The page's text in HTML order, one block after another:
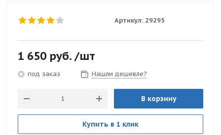
Артикул: 29295
1 650 руб. /шт
под заказ Нашли дешевле?
В корзину
Купить в 1 клик